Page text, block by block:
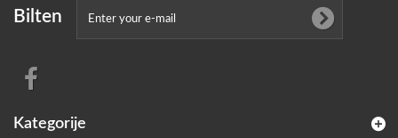
Bilten
Kategorije